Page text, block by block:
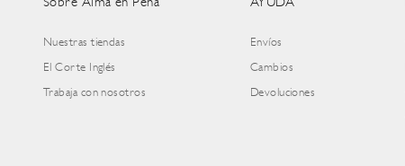
Sobre Alma en Pena
Nuestras tiendas
El Corte Inglés
Trabaja con nosotros
AYUDA
Envíos
Cambios
Devoluciones